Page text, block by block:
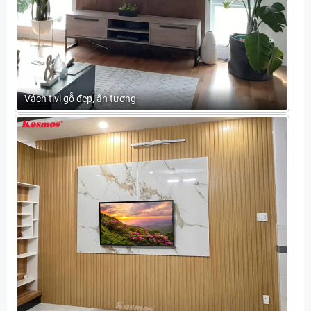
Vách tivi gỗ đẹp, ấn tượng